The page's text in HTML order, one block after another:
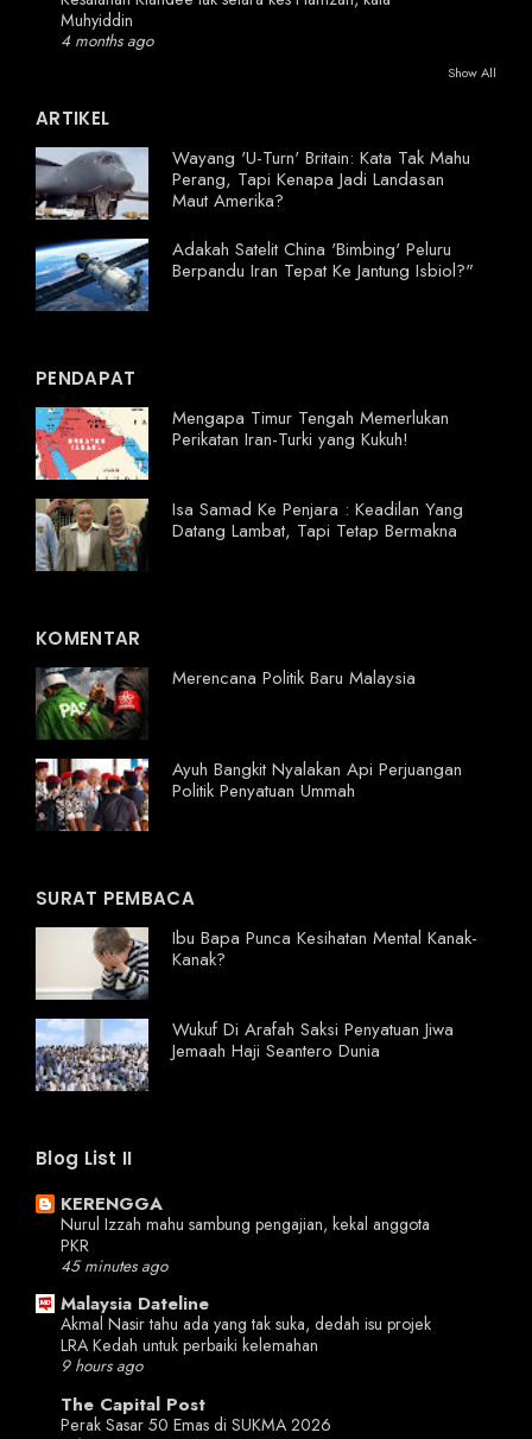
Muhyiddin
4 months ago
Show All
ARTIKEL
Wayang 'U-Turn' Britain: Kata Tak Mahu
Perang, Tapi Kenapa Jadi Landasan
Maut Amerika?
Adakah Satelit China 'Bimbing' Peluru
Berpandu Iran Tepat Ke Jantung Isbiol?"
PENDAPAT
Mengapa Timur Tengah Memerlukan
Perikatan Iran-Turki yang Kukuh!
Isa Samad Ke Penjara : Keadilan Yang
Datang Lambat, Tapi Tetap Bermakna
KOMENTAR
Merencana Politik Baru Malaysia
Ayuh Bangkit Nyalakan Api Perjuangan
Politik Penyatuan Ummah
SURAT PEMBACA
Ibu Bapa Punca Kesihatan Mental Kanak-
Kanak?
Wukuf Di Arafah Saksi Penyatuan Jiwa
Jemaah Haji Seantero Dunia
Blog List II
KERENGGA
Nurul Izzah mahu sambung pengajian, kekal anggota
PKR
45 minutes ago
Malaysia Dateline
Akmal Nasir tahu ada yang tak suka, dedah isu projek
LRA Kedah untuk perbaiki kelemahan
9 hours ago
The Capital Post
Perak Sasar 50 Emas di SUKMA 2026